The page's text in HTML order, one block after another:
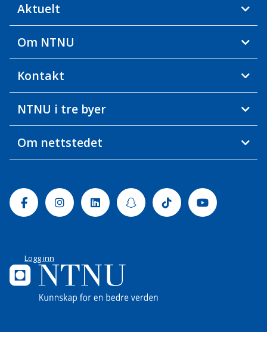
Aktuelt
Om NTNU
Kontakt
NTNU i tre byer
Om nettstedet
FacebookInstagramLinkedinSnapchatTiktok Youtube
Logg inn